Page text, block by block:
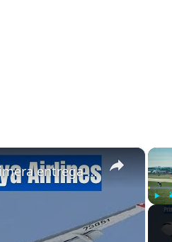
Play
×
El MC-21 transportará pasajeros en 2028, primera entrega a Rossiya Airlines